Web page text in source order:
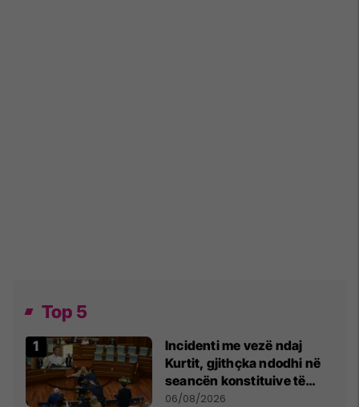
Top 5
Incidenti me vezë ndaj
Kurtit, gjithçka ndodhi në
seancën konstituive të
Kuvendit
06/08/2026